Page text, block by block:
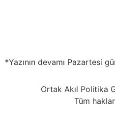
*Yazının devamı Pazartesi
Ortak Akıl Politika
Tüm